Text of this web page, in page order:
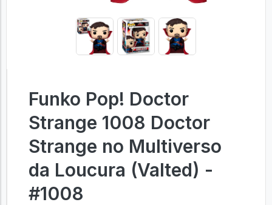
Funko Pop! Doctor
Strange 1008 Doctor
Strange no Multiverso
da Loucura (Valted) -
#1008